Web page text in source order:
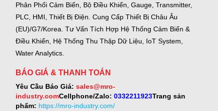
Phân Phối Cảm Biến, Bộ Điều Khiển, Gauge, Transmitter,
PLC, HMI, Thiết Bị Điện. Cung Cấp Thiết Bị Châu Âu
(EU)/G7/Korea. Tư Vấn Tích Hợp Hệ Thống Cảm Biến &
Điều Khiển, Hệ Thống Thu Thập Dữ Liệu, IoT System,
Water Analytics.
BÁO GIÁ & THANH TOÁN
Yêu Cầu Báo Giá: sales@mro-
industry.comCellphone/Zalo: 0332211923Trang sản
phẩm: https://mro-industry.com/